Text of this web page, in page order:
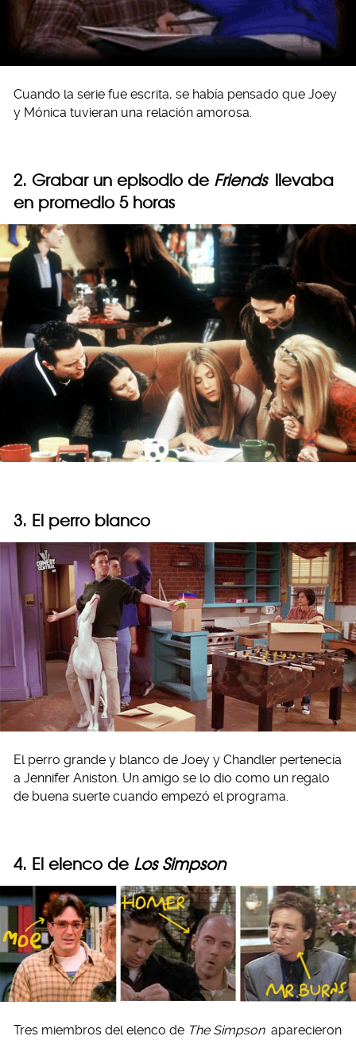
Cuando la serie fue escrita, se había pensado que Joey
y Mónica tuvieran una relación amorosa.
2. Grabar un episodio de Friends llevaba
en promedio 5 horas
3. El perro blanco
El perro grande y blanco de Joey y Chandler pertenecía
a Jennifer Aniston. Un amigo se lo dio como un regalo
de buena suerte cuando empezó el programa.
4. El elenco de Los Simpson
Tres miembros del elenco de The Simpson aparecieron